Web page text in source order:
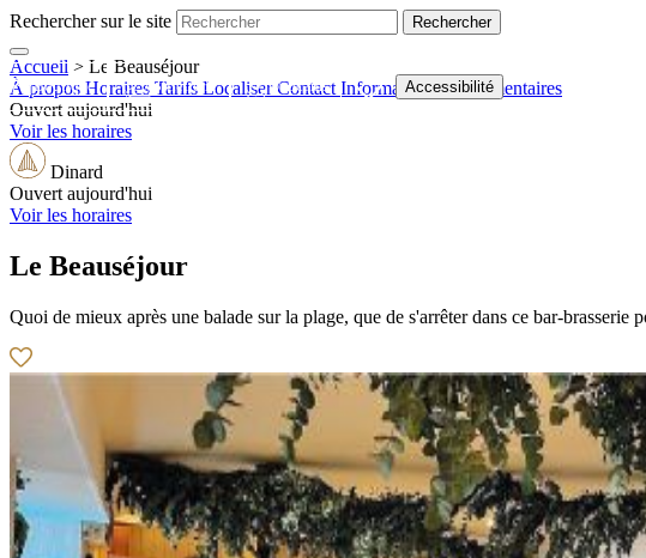
Rechercher sur le site
Boutique Billetterie Webcams Accessibilité
Accueil > Le Beauséjour
À propos Horaires Tarifs Localiser Contact Informations supplémentaires
Ouvert aujourd'hui
Voir les horaires
Dinard
Ouvert aujourd'hui
Voir les horaires
Le Beauséjour
Quoi de mieux après une balade sur la plage, que de s'arrêter dans ce bar-